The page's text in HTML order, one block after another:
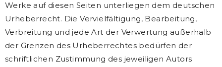
Werke auf diesen Seiten unterliegen dem deutschen
Urheberrecht. Die Vervielfältigung, Bearbeitung,
Verbreitung und jede Art der Verwertung außerhalb
der Grenzen des Urheberrechtes bedürfen der
schriftlichen Zustimmung des jeweiligen Autors